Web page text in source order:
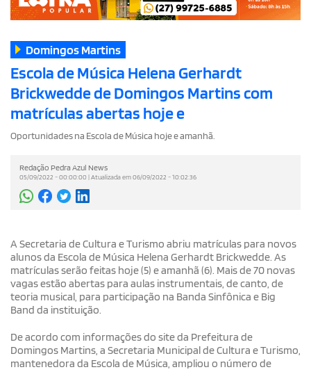
Domingos Martins
Escola de Música Helena Gerhardt
Brickwedde de Domingos Martins com
matrículas abertas hoje e
Oportunidades na Escola de Música hoje e amanhã.
Redação Pedra Azul News
05/09/2022 - 00:00:00 | Atualizada em 06/09/2022 - 10:02:36
A Secretaria de Cultura e Turismo abriu matrículas para novos
alunos da Escola de Música Helena Gerhardt Brickwedde. As
matrículas serão feitas hoje (5) e amanhã (6). Mais de 70 novas
vagas estão abertas para aulas instrumentais, de canto, de
teoria musical, para participação na Banda Sinfônica e Big
Band da instituição.
De acordo com informações do site da Prefeitura de
Domingos Martins, a Secretaria Municipal de Cultura e Turismo,
mantenedora da Escola de Música, ampliou o número de